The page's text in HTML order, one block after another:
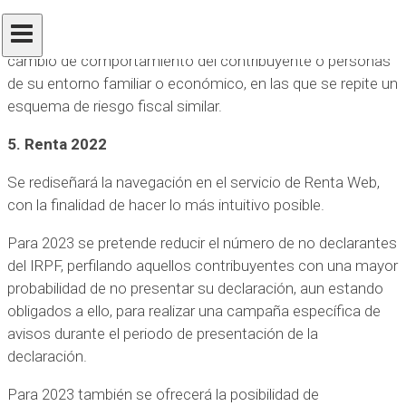
comprobación en el caso de que se hayan efectuado
regularizaciones previas y no se haya consolidado un
cambio de comportamiento del contribuyente o personas
de su entorno familiar o económico, en las que se repite un
esquema de riesgo fiscal similar.
5. Renta 2022
Se rediseñará la navegación en el servicio de Renta Web,
con la finalidad de hacer lo más intuitivo posible.
Para 2023 se pretende reducir el número de no declarantes
del IRPF, perfilando aquellos contribuyentes con una mayor
probabilidad de no presentar su declaración, aun estando
obligados a ello, para realizar una campaña específica de
avisos durante el periodo de presentación de la
declaración.
Para 2023 también se ofrecerá la posibilidad de